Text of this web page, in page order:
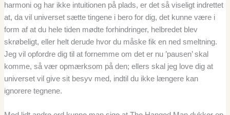
harmoni og har ikke intuitionen på plads, er det så viseligt indrettet
at, da vil universet sætte tingene i bero for dig, det kunne være i
form af at du hele tiden mødte forhindringer, helbredet blev
skrøbeligt, eller helt derude hvor du måske fik en ned smeltning.
Jeg vil opfordre dig til at fornemme om det er nu ’pausen’ skal
komme, så vær opmærksom på den; ellers skal jeg love dig at
universet vil give sit besyv med, indtil du ikke længere kan
ignorere tegnene.